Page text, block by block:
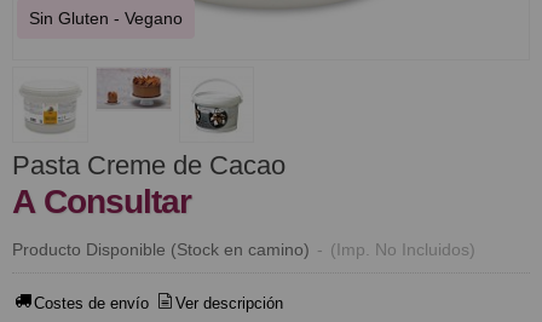
Sin Gluten - Vegano
​Pasta Creme de Cacao
A Consultar
Producto Disponible (Stock en camino) - (Imp. No Incluidos)
Costes de envío Ver descripción